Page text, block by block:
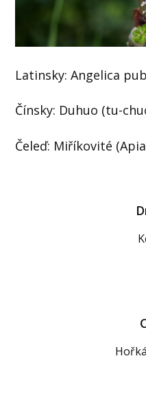
Latinsky: Angelica
Čínsky: Duhuo (tu-
Čeleď: Miříkovité